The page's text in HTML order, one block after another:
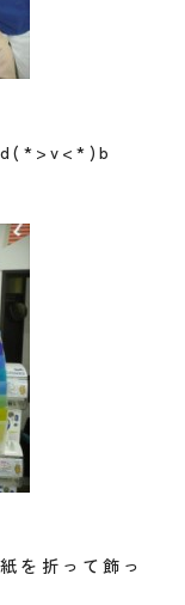
d(*>v<*)b
を折って飾っ